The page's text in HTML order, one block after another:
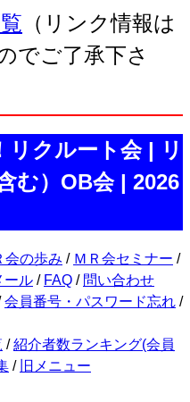
（リンク情報は
でご了承下さ
リクルート会 | リ
む）OB会 | 2026
会の歩み / ＭＲ会セミナー /
ール / FAQ / 問い合わせ
会員番号・パスワード忘れ /
/紹介者数ランキング(会員
/ 旧メニュー